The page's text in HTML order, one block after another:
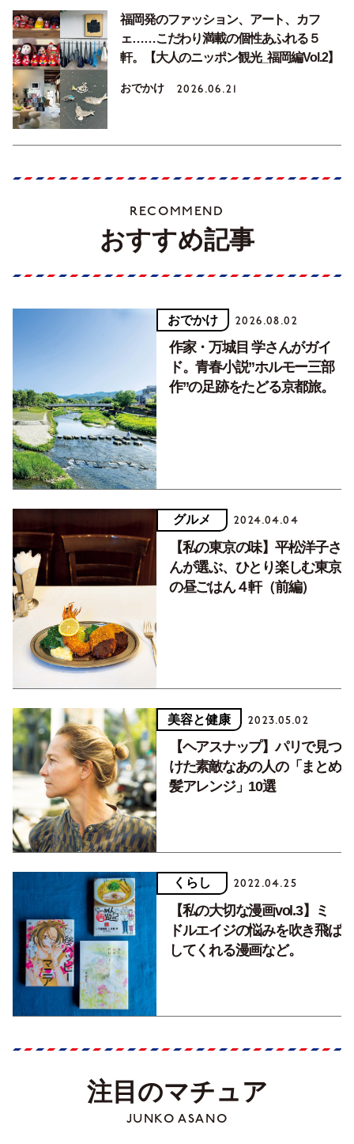
福岡発のファッション、アート、カフ
ェ……こだわり満載の個性あふれる５
軒。【大人のニッポン観光_福岡編Vol.2】
おでかけ 2026.06.21
RECOMMEND
おすすめ記事
おでかけ 2026.08.02
作家・万城目 学さんがガイ
ド。青春小説”ホルモー三部
作”の足跡をたどる京都旅。
グルメ 2024.04.04
【私の東京の味】平松洋子さ
んが選ぶ、ひとり楽しむ東京
の昼ごはん４軒（前編）
美容と健康 2023.05.02
【ヘアスナップ】パリで見つ
けた素敵なあの人の「まとめ
髪アレンジ」10選
くらし 2022.04.25
【私の大切な漫画vol.3】ミ
ドルエイジの悩みを吹き飛ば
してくれる漫画など。
注目のマチュア
JUNKO ASANO